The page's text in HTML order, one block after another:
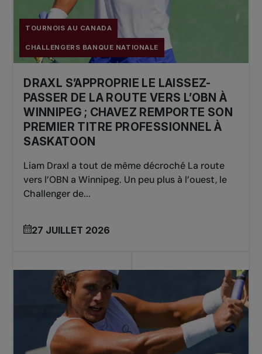
Simple: Aidan MAYO (USA)
Double:Robert CASH (USA) / JJ TRACY (USA)
Simple: Zizou BERG (BEL)
Double: Andre GORANSON (SWE) / Tobby
SAMUEL (GBR)
2022
Simple: Vasek POSPISIL (CAN)
Double: Julian CASH (GBR) / Henry PATTEN
Simple: Maxime CRESSY (USA)
Double: Manuel GUINARD (FRA) / Arthur
RINDERKNECH (FRA)
TOURNOIS AU CANADA
CHALLENGERS BANQUE NATIONALE
DRAXL S’APPROPRIE LE LAISSEZ-
PASSER DE LA ROUTE VERS L’OBN À
WINNIPEG ; CHAVEZ REMPORTE SON
PREMIER TITRE PROFESSIONNEL À
SASKATOON
Liam Draxl a tout de même décroché La route
vers l’OBN a Winnipeg. Un peu plus à l’ouest, le
Challenger de...
27 JUILLET 2026